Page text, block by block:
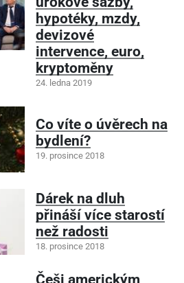
hypotéky, mzdy,
devizové
intervence, euro,
kryptoměny
24. ledna 2019
Co víte o úvěrech na
bydlení?
19. prosince 2018
Dárek na dluh
přináší více starostí
než radosti
18. prosince 2018
Češi americkým